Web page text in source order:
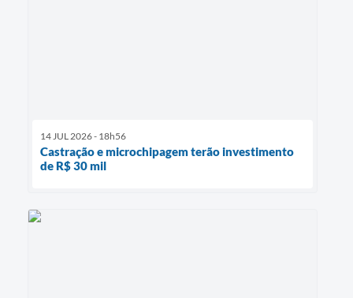
14 JUL 2026 - 18h56
Castração e microchipagem terão investimento
de R$ 30 mil